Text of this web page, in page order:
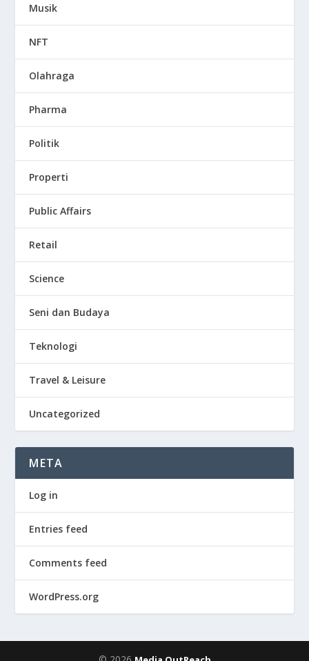
Musik
NFT
Olahraga
Pharma
Politik
Properti
Public Affairs
Retail
Science
Seni dan Budaya
Teknologi
Travel & Leisure
Uncategorized
META
Log in
Entries feed
Comments feed
WordPress.org